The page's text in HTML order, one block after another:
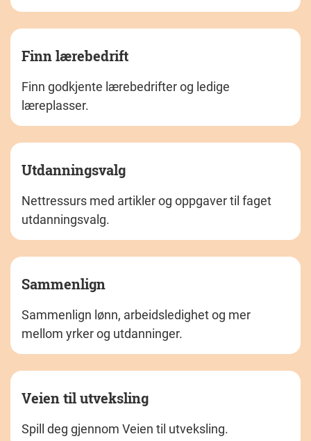
Finn lærebedrift
Finn godkjente lærebedrifter og ledige
læreplasser.
Utdanningsvalg
Nettressurs med artikler og oppgaver til faget
utdanningsvalg.
Sammenlign
Sammenlign lønn, arbeidsledighet og mer
mellom yrker og utdanninger.
Veien til utveksling
Spill deg gjennom Veien til utveksling.